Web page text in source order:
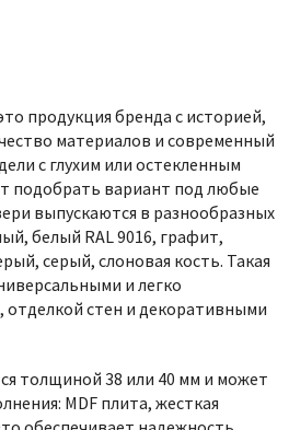
продукция бренда с историей,
материалов и современный
с глухим или остекленным
подобрать вариант под любые
выпускаются в разнообразных
белый RAL 9016, графит,
серый, слоновая кость. Такая
и легко
стен и декоративными
толщиной 38 или 40 мм и может
MDF плита, жесткая